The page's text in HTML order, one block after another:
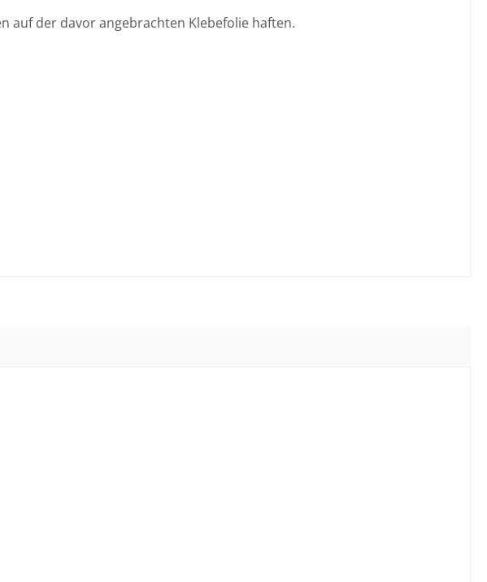
auf der davor angebrachten Klebefolie haften.